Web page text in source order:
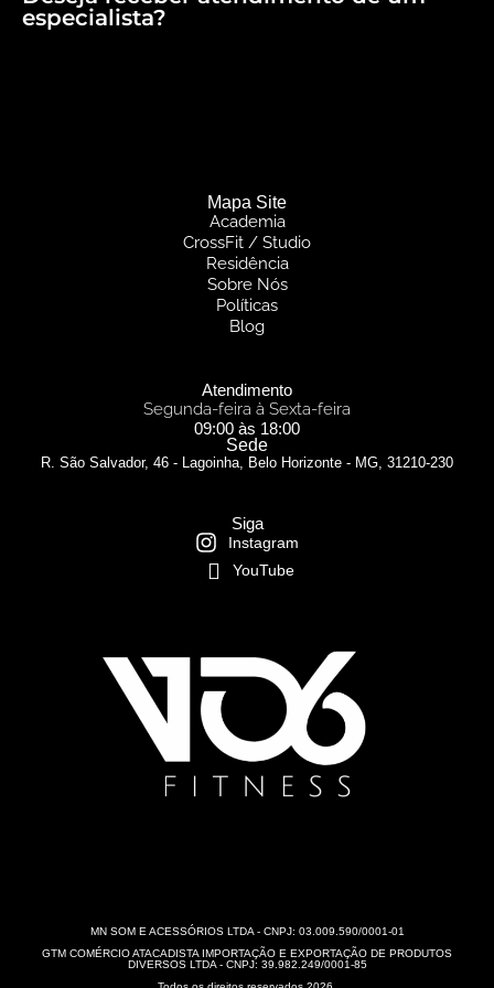
especialista?
Mapa Site
Academia
CrossFit / Studio
Residência
Sobre Nós
Políticas
Blog
Atendimento
Segunda-feira à Sexta-feira
09:00 às 18:00
Sede
R. São Salvador, 46 - Lagoinha, Belo Horizonte - MG, 31210-230
Siga
Instagram
YouTube
MN SOM E ACESSÓRIOS LTDA - CNPJ: 03.009.590/0001-01
GTM COMÉRCIO ATACADISTA IMPORTAÇÃO E EXPORTAÇÃO DE PRODUTOS
DIVERSOS LTDA - CNPJ: 39.982.249/0001-85